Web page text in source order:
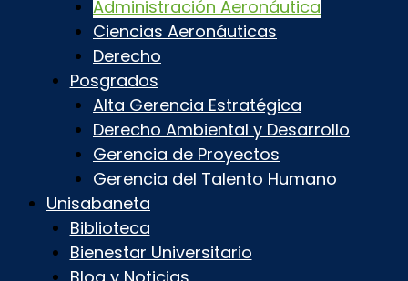
Administración Aeronáutica
Ciencias Aeronáuticas
Derecho
Posgrados
Alta Gerencia Estratégica
Derecho Ambiental y Desarrollo
Gerencia de Proyectos
Gerencia del Talento Humano
Unisabaneta
Biblioteca
Bienestar Universitario